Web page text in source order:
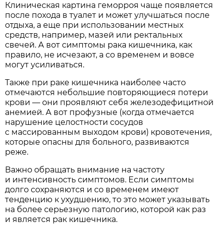
Клиническая картина геморроя чаще появляется
после похода в туалет и может улучшаться после
отдыха, а еще при использовании местных
средств, например, мазей или ректальных
свечей. А вот симптомы рака кишечника, как
правило, не исчезают, а со временем и вовсе
могут усиливаться.
Также при раке кишечника наиболее часто
отмечаются небольшие повторяющиеся потери
крови — они проявляют себя железодефицитной
анемией. А вот профузные (когда отмечается
нарушение целостности сосудов
с массированным выходом крови) кровотечения,
которые опасны для больного, развиваются
реже.
Важно обращать внимание на частоту
и интенсивность симптомов. Если симптомы
долго сохраняются и со временем имеют
тенденцию к ухудшению, то это может указывать
на более серьезную патологию, которой как раз
и является рак кишечника.